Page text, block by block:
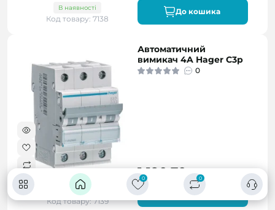
0 0
В наявності
Код товару: 7138
До кошика
В наявності
Код товару: 7139
Автоматичний
вимикач 4A Hager C3p
0
1 190.70 грн.
До кошика